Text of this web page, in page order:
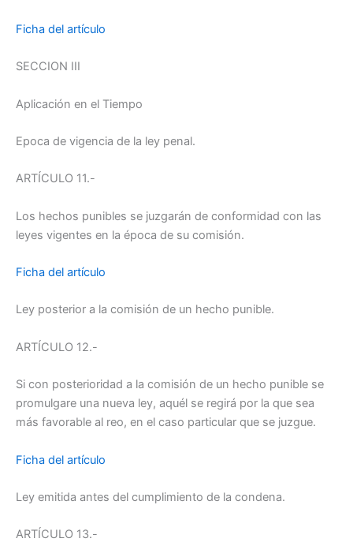
Ficha del artículo
SECCION III
Aplicación en el Tiempo
Epoca de vigencia de la ley penal.
ARTÍCULO 11.-
Los hechos punibles se juzgarán de conformidad con las
leyes vigentes en la época de su comisión.
Ficha del artículo
Ley posterior a la comisión de un hecho punible.
ARTÍCULO 12.-
Si con posterioridad a la comisión de un hecho punible se
promulgare una nueva ley, aquél se regirá por la que sea
más favorable al reo, en el caso particular que se juzgue.
Ficha del artículo
Ley emitida antes del cumplimiento de la condena.
ARTÍCULO 13.-